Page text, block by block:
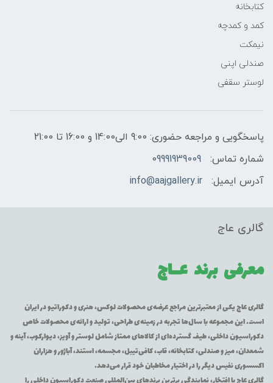
کتابخانه
کمد و کمدچه
نیمکت
صندلی اپنی
لوستر سقفی
پاسخگویی و مراجعه حضوری: 9:00 الی14:00 و 16:00 تا 21:00
شماره تماس:
09991939009
آدرس ایمیل:
info@aajgallery.ir
گالری عاج
معرفی برند عــاج
گالری عاج یکی از معتبرترین مراجع عرضه‌ی محصولات لوکس، هنری و دکوراتیو در ایران
است. این مجموعه با سال‌ها تجربه در زمینه‌ی طراحی، تولید و ارائه‌ی محصولات خاص
دکوراسیون داخلی، طیف گسترده‌ای از کالاهای ممتاز شامل لوستر و آویز، دیوارکوب، آینه و
شمعدان، میز و صندلی، کتابخانه، قاب، کافی‌تیبل، مجسمه، استند، آباژور و هزاران
اکسسوری نفیس دیگر را در اختیار مخاطبان خود قرار می‌دهد.
گالری عاج با افتخار، نمایندگی برترین برندهای بین‌المللی صنعت دکوراسیون داخلی را